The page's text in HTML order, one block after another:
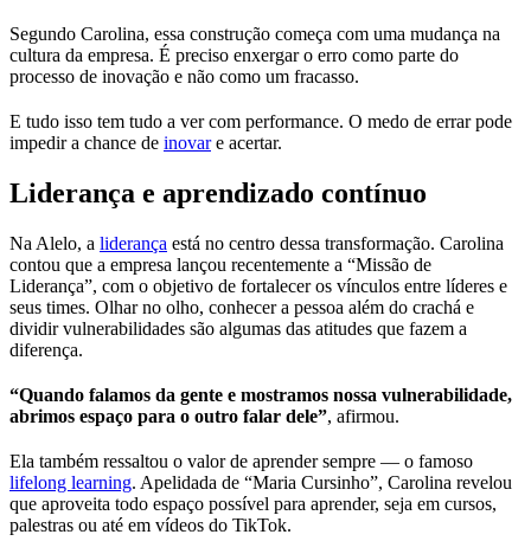
Segundo Carolina, essa construção começa com uma mudança na
cultura da empresa. É preciso enxergar o erro como parte do
processo de inovação e não como um fracasso.
E tudo isso tem tudo a ver com performance. O medo de errar pode
impedir a chance de inovare acertar.
Liderança e aprendizado contínuo
Na Alelo, a liderança está no centro dessa transformação. Carolina
contou que a empresa lançou recentemente a “Missão de
Liderança”, com o objetivo de fortalecer os vínculos entre líderes e
seus times. Olhar no olho, conhecer a pessoa além do crachá e
dividir vulnerabilidades são algumas das atitudes que fazem a
diferença.
“Quando falamos da gente e mostramos nossa vulnerabilidade,
abrimos espaço para o outro falar dele”, afirmou.
Ela também ressaltou o valor de aprender sempre — o famoso
lifelong learning. Apelidada de “Maria Cursinho”, Carolina revelou
que aproveita todo espaço possível para aprender, seja em cursos,
palestras ou até em vídeos do TikTok.